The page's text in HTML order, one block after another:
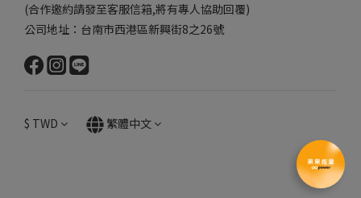
(合作邀約請發至客服信箱,將有專人協助回覆)
公司地址：台南市西港區新興街8之26號
$ TWD 繁體中文